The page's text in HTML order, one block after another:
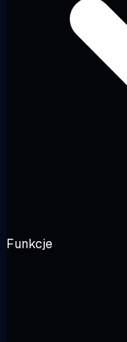
Funkcje